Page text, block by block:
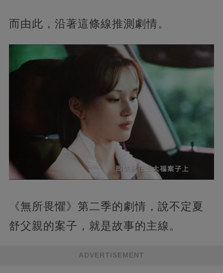
而由此，沿著這條線推測劇情。
《無所畏懼》第二季的劇情，說不定夏
舒父親的案子，就是故事的主線。
ADVERTISEMENT